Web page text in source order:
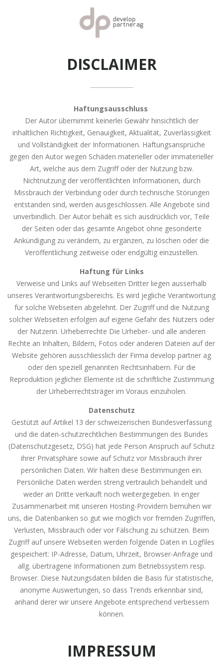
DISCLAIMER
Haftungsausschluss
Der Autor übernimmt keinerlei Gewähr hinsichtlich der
inhaltlichen Richtigkeit, Genauigkeit, Aktualität, Zuverlässigkeit
und Vollständigkeit der Informationen. Haftungsansprüche
gegen den Autor wegen Schäden materieller oder immaterieller
Art, welche aus dem Zugriff oder der Nutzung bzw.
Nichtnutzung der veröffentlichten Informationen, durch
Missbrauch der Verbindung oder durch technische Störungen
entstanden sind, werden ausgeschlossen. Alle Angebote sind
unverbindlich. Der Autor behält es sich ausdrücklich vor, Teile
der Seiten oder das gesamte Angebot ohne gesonderte
Ankündigung zu verändern, zu ergänzen, zu löschen oder die
Veröffentlichung zeitweise oder endgültig einzustellen.
Haftung für Links
Verweise und Links auf Webseiten Dritter liegen ausserhalb
unseres Verantwortungsbereichs. Es wird jegliche Verantwortung
für solche Webseiten abgelehnt. Der Zugriff und die Nutzung
solcher Webseiten erfolgen auf eigene Gefahr des Nutzers oder
der Nutzerin. Urheberrechte Die Urheber- und alle anderen
Rechte an Inhalten, Bildern, Fotos oder anderen Dateien auf der
Website gehören ausschliesslich der Firma develop partner ag
oder den speziell genannten Rechtsinhabern. Für die
Reproduktion jeglicher Elemente ist die schriftliche Zustimmung
der Urheberrechtsträger im Voraus einzuholen.
Datenschutz
Gestützt auf Artikel 13 der schweizerischen Bundesverfassung
und die daten-schutzrechtlichen Bestimmungen des Bundes
(Datenschutzgesetz, DSG) hat jede Person Anspruch auf Schutz
ihrer Privatsphäre sowie auf Schutz vor Missbrauch ihrer
persönlichen Daten. Wir halten diese Bestimmungen ein.
Persönliche Daten werden streng vertraulich behandelt und
weder an Dritte verkauft noch weitergegeben. In enger
Zusammenarbeit mit unseren Hosting-Providern bemühen wir
uns, die Datenbanken so gut wie möglich vor fremden Zugriffen,
Verlusten, Missbrauch oder vor Fälschung zu schützen. Beim
Zugriff auf unsere Webseiten werden folgende Daten in Logfiles
gespeichert: IP-Adresse, Datum, Uhrzeit, Browser-Anfrage und
allg. übertragene Informationen zum Betriebssystem resp.
Browser. Diese Nutzungsdaten bilden die Basis für statistische,
anonyme Auswertungen, so dass Trends erkennbar sind,
anhand derer wir unsere Angebote entsprechend verbessern
können.
IMPRESSUM